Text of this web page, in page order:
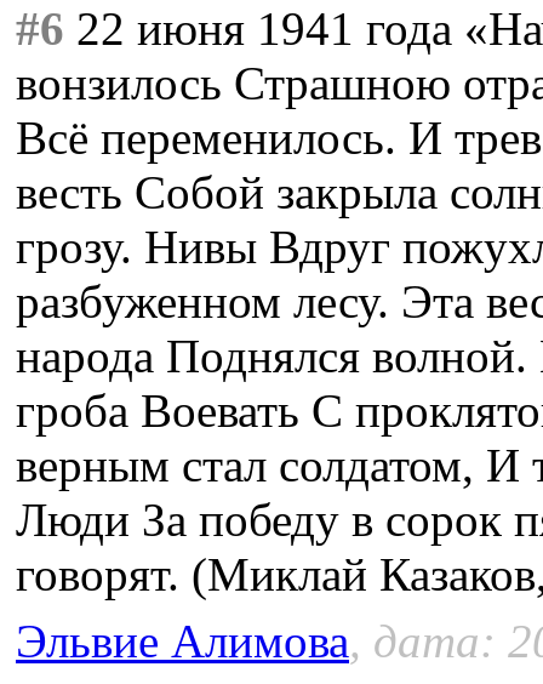
#6 22 июня 1941 года
вонзилось Страшною
Всё переменилось. И
весть Собой закрыла
грозу. Нивы Вдруг
разбуженном лесу. Эта
народа Поднялся
гроба Воевать С
верным стал солдатом,
Люди За победу в сорок
говорят. (Миклай
Эльвие Алимова, дата: